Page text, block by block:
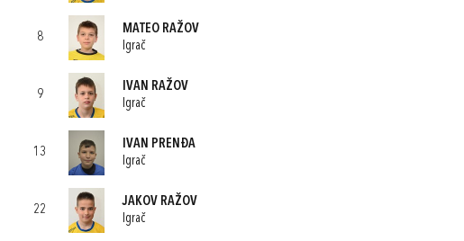
8
MATEO RAŽOV
Igrač
9
IVAN RAŽOV
Igrač
13
IVAN PRENĐA
Igrač
22
JAKOV RAŽOV
Igrač